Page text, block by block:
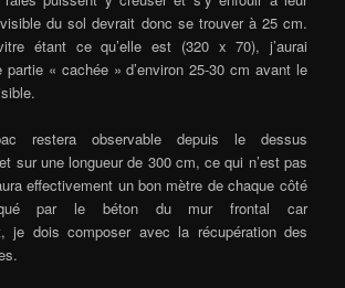
du sol devrait donc se trouver à 25 cm.
étant ce qu’elle est (320 x 70), j’aurai
partie « cachée » d’environ 25-30 cm avant le
restera observable depuis le dessus
sur une longueur de 300 cm, ce qui n’est pas
effectivement un bon mètre de chaque côté
par le béton du mur frontal car
je dois composer avec la récupération des